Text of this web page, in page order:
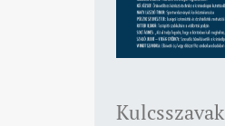
Kulcsszavak